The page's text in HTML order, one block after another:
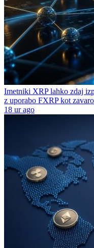
Imetniki XRP lahko zdaj
z uporabo FXRP kot
18 ur ago